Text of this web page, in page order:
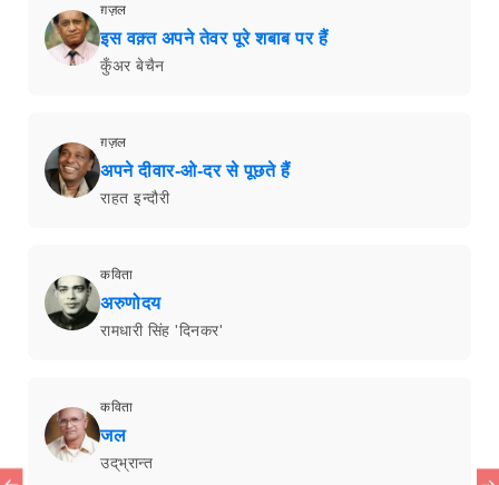
ग़ज़ल
इस वक़्त अपने तेवर पूरे शबाब पर हैं
कुँअर बेचैन
ग़ज़ल
अपने दीवार-ओ-दर से पूछते हैं
राहत इन्दौरी
कविता
अरुणोदय
रामधारी सिंह 'दिनकर'
कविता
जल
उद्‌भ्रान्त